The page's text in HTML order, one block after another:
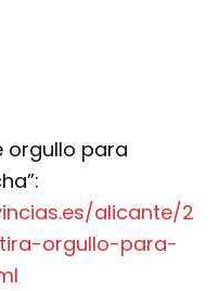
orgullo para
alicante/2
tira-orgullo-para-